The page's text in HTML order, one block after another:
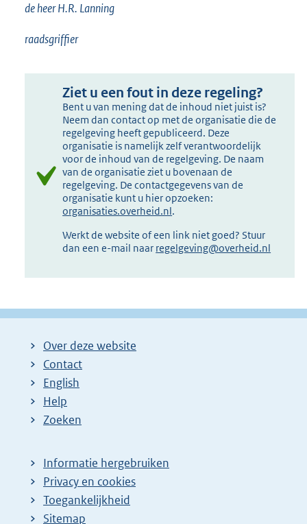
de heer H.R. Lanning
raadsgriffier
Ziet u een fout in deze regeling?
Bent u van mening dat de inhoud niet juist is?
Neem dan contact op met de organisatie die de
regelgeving heeft gepubliceerd. Deze
organisatie is namelijk zelf verantwoordelijk
voor de inhoud van de regelgeving. De naam
van de organisatie ziet u bovenaan de
regelgeving. De contactgegevens van de
organisatie kunt u hier opzoeken:
organisaties.overheid.nl.
Werkt de website of een link niet goed? Stuur
dan een e-mail naar regelgeving@overheid.nl
Over deze website
Contact
English
Help
Zoeken
Informatie hergebruiken
Privacy en cookies
Toegankelijkheid
Sitemap